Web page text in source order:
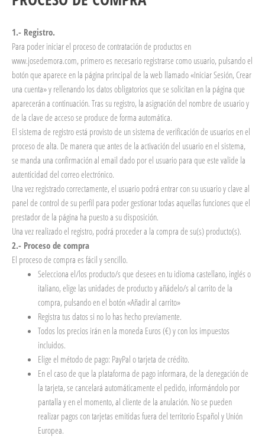
1.- Registro.
Para poder iniciar el proceso de contratación de productos en
www.josedemora.com, primero es necesario registrarse como usuario, pulsando el
botón que aparece en la página principal de la web llamado «Iniciar Sesión, Crear
una cuenta» y rellenando los datos obligatorios que se solicitan en la página que
aparecerán a continuación. Tras su registro, la asignación del nombre de usuario y
de la clave de acceso se produce de forma automática.
El sistema de registro está provisto de un sistema de verificación de usuarios en el
proceso de alta. De manera que antes de la activación del usuario en el sistema,
se manda una confirmación al email dado por el usuario para que este valide la
autenticidad del correo electrónico.
Una vez registrado correctamente, el usuario podrá entrar con su usuario y clave al
panel de control de su perfil para poder gestionar todas aquellas funciones que el
prestador de la página ha puesto a su disposición.
Una vez realizado el registro, podrá proceder a la compra de su(s) producto(s).
2.- Proceso de compra
El proceso de compra es fácil y sencillo.
Selecciona el/los producto/s que desees en tu idioma castellano, inglés o
italiano, elige las unidades de producto y añádelo/s al carrito de la
compra, pulsando en el botón «Añadir al carrito»
Registra tus datos si no lo has hecho previamente.
Todos los precios irán en la moneda Euros (€) y con los impuestos
incluidos.
Elige el método de pago: PayPal o tarjeta de crédito.
En el caso de que la plataforma de pago informara, de la denegación de
la tarjeta, se cancelará automáticamente el pedido, informándolo por
pantalla y en el momento, al cliente de la anulación. No se pueden
realizar pagos con tarjetas emitidas fuera del territorio Español y Unión
Europea.